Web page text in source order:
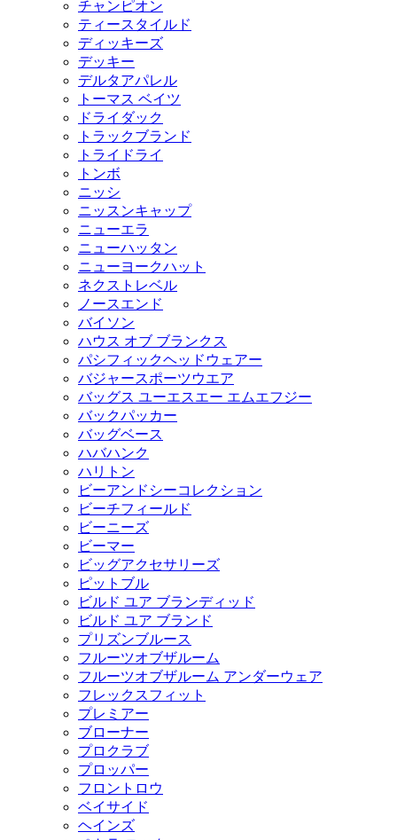
チャンピオン
ティースタイルド
ディッキーズ
デッキー
デルタアパレル
トーマス ベイツ
ドライダック
トラックブランド
トライドライ
トンボ
ニッシ
ニッスンキャップ
ニューエラ
ニューハッタン
ニューヨークハット
ネクストレベル
ノースエンド
バイソン
ハウス オブ ブランクス
パシフィックヘッドウェアー
バジャースポーツウエア
バッグス ユーエスエー エムエフジー
バックパッカー
バッグベース
ハバハンク
ハリトン
ビーアンドシーコレクション
ビーチフィールド
ビーニーズ
ビーマー
ビッグアクセサリーズ
ピットブル
ビルド ユア ブランディッド
ビルド ユア ブランド
プリズンブルース
フルーツオブザルーム
フルーツオブザルーム アンダーウェア
フレックスフィット
プレミアー
ブローナー
プロクラブ
プロッパー
フロントロウ
ベイサイド
ヘインズ